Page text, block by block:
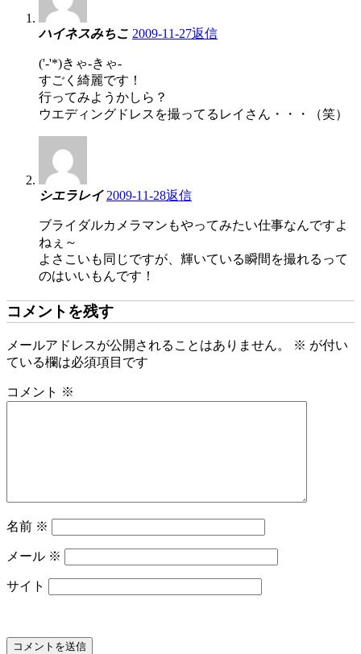
ハイネスみちこ 2009-11-27返信
('-'*)きゃ-きゃ-
すごく綺麗です！
行ってみようかしら？
ウエディングドレスを撮ってるレイさん・・・（笑）
シエラレイ 2009-11-28返信
ブライダルカメラマンもやってみたい仕事なんですよ
ねぇ～
よさこいも同じですが、輝いている瞬間を撮れるって
のはいいもんです！
コメントを残す
メールアドレスが公開されることはありません。 ※ が付い
ている欄は必須項目です
コメント ※
名前 ※
メール ※
サイト